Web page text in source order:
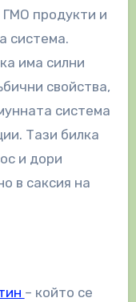
продукти и
система.
има силни
свойства,
система
Тази билка
и дори
в саксия на
– който се